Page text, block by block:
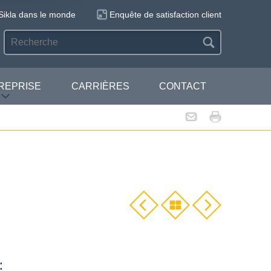
dans le monde Enquête de satisfaction client
CARRIÈRES CONTACT